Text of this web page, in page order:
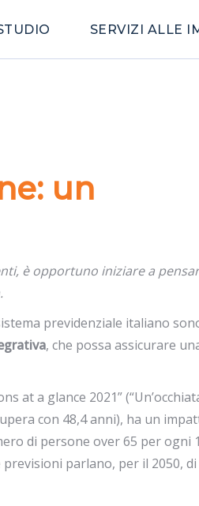
SERVIZI ALLE
un
è opportuno iniziare a
previdenziale italiano
, che possa assicurare
at a glance 2021”
con 48,4 anni), ha un
di persone over 65 per ogni
parlano, per il 2050, di